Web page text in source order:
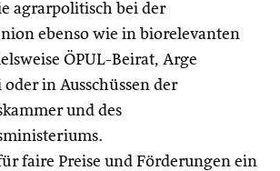
agrarpolitisch bei der
ebenso wie in biorelevanten
ÖPUL-Beirat, Arge
in Ausschüssen der
und des
faire Preise und Förderungen ein